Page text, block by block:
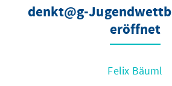
denkt@g-
eröffnet
Felix Bäuml